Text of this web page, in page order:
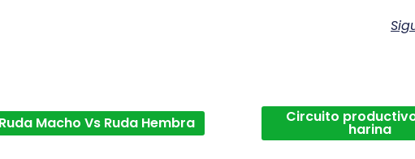
Ruda Macho Vs Ruda Hembra Circuito
harina